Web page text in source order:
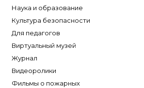
Наука и образование
Культура безопасности
Для педагогов
Виртуальный музей
Журнал
Видеоролики
Фильмы о пожарных